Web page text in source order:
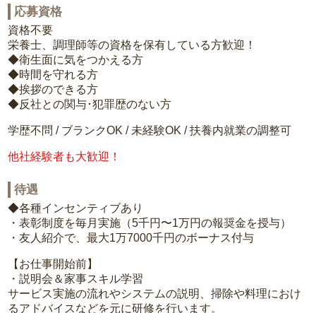
応募資格
資格不要
栄養士、調理師等の資格を保有している方歓迎！
◆衛生面に気をつかえる方
◆時間を守れる方
◆挨拶のできる方
◆反社との関与･犯罪歴のない方
学歴不問 / ブランクOK / 未経験OK / 扶養内就業の調整可
他社経験者も大歓迎！
待遇
◆各種インセンティブあり
・表彰制度を毎月実施（5千円〜1万円の報奨金を授与）
・友人紹介で、最大1万7000千円のボーナス付与
【お仕事開始前】
・説明会＆家事スキル学習
サービス実施の流れやシステムの説明、掃除や料理におけ
るアドバイスなどを元に研修を行います。